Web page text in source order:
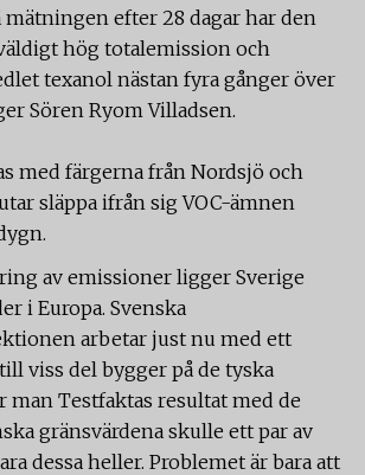
efter 28 dagar har den
hög totalemission och
texanol nästan fyra gånger över
Sören Ryom Villadsen.
med färgerna från Nordsjö och
släppa ifrån sig VOC-ämnen
av emissioner ligger Sverige
i Europa. Svenska
arbetar just nu med ett
viss del bygger på de tyska
man Testfaktas resultat med de
gränsvärdena skulle ett par av
dessa heller. Problemet är bara att